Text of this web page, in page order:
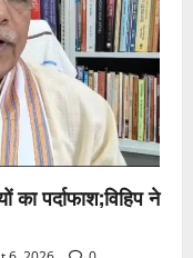
का पर्दाफाश;विहिप ने